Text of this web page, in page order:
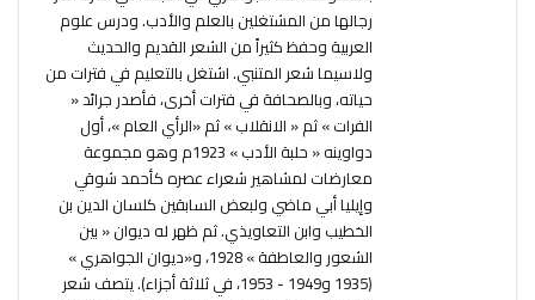
رجالها من المشتغلين بالعلم والأدب. ودرس علوم
العربية وحفظ كثيراً من الشعر القديم والحديث
ولاسيما شعر المتنبي. اشتغل بالتعليم في فترات من
حياته، وبالصحافة في فترات أخرى، فأصدر جرائد «
الفرات » ثم « الانقلاب » ثم «الرأي العام »، أول
دواوينه « حلبة الأدب » 1923م وهو مجموعة
معارضات لمشاهير شعراء عصره كأحمد شوقي
وإيليا أبي ماضي ولبعض السابقين كلسان الدين بن
الخطيب وابن التعاويذي. ثم ظهر له ديوان « بين
الشعور والعاطفة » 1928، و«ديوان الجواهري »
(1935 و1949 - 1953، في ثلاثة أجزاء). يتصف شعر